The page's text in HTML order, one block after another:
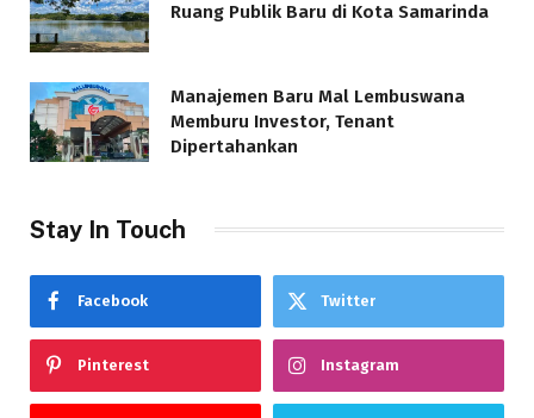
Ruang Publik Baru di Kota Samarinda
Manajemen Baru Mal Lembuswana
Memburu Investor, Tenant
Dipertahankan
Stay In Touch
Facebook Twitter
Pinterest Instagram